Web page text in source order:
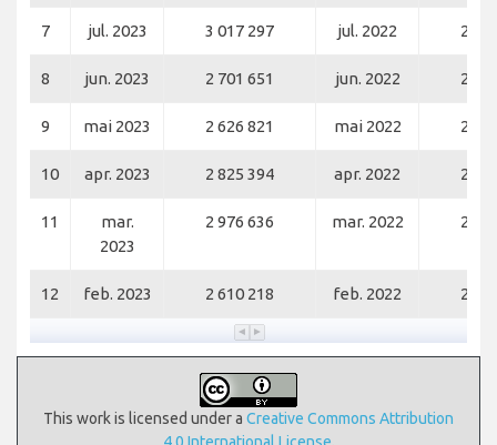
7 jul. 2023 3 017 297 jul. 2022 2
8 jun. 2023 2 701 651 jun. 2022 2
9 mai 2023 2 626 821 mai 2022 2
10 apr. 2023 2 825 394 apr. 2022 2
11
mar.
2023
2 976 636 mar. 2022 2
12 feb. 2023 2 610 218 feb. 2022 2
This work is licensed under a Creative Commons Attribution